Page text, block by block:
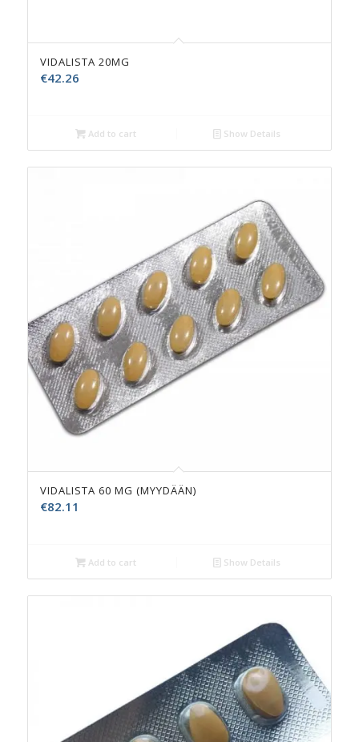
VIDALISTA 20MG
€42.26
Add to cart Show Details
VIDALISTA 60 MG (MYYDÄÄN)
€82.11
Add to cart Show Details